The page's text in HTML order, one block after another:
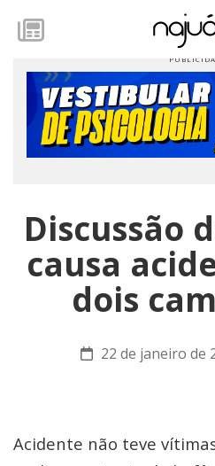
Discussão
causa
dois
22 de janeiro de
Acidente não teve